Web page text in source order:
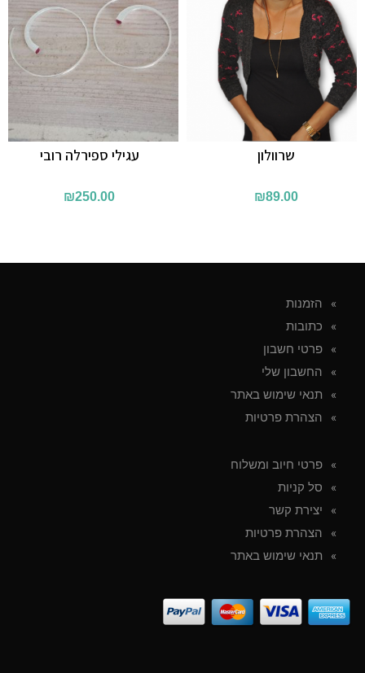
עגילי ספירלה רובי
₪250.00
שרוולון
₪89.00
הזמנות
כתובות
פרטי חשבון
החשבון שלי
תנאי שימוש באתר
הצהרת פרטיות
פרטי חיוב ומשלוח
סל קניות
יצירת קשר
הצהרת פרטיות
תנאי שימוש באתר